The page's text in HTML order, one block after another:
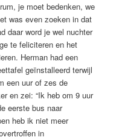
je moet bedenken, we
was even zoeken in dat
daar word je wel nuchter
te feliciteren en het
Herman had een
geïnstalleerd terwijl
een uur of zes de
en zei: “Ik heb om 9 uur
eerste bus naar
heb ik niet meer
in